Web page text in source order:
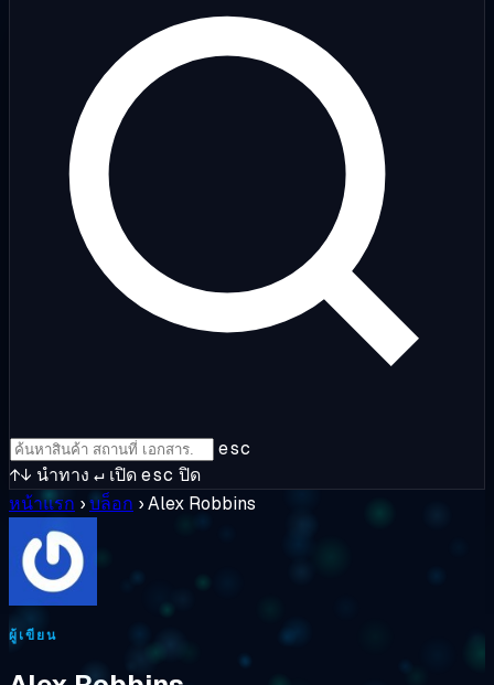
esc
↑↓ นำทาง ↵ เปิดesc ปิด
หน้าแรก ›บล็อก ›Alex Robbins
ผู้เขียน